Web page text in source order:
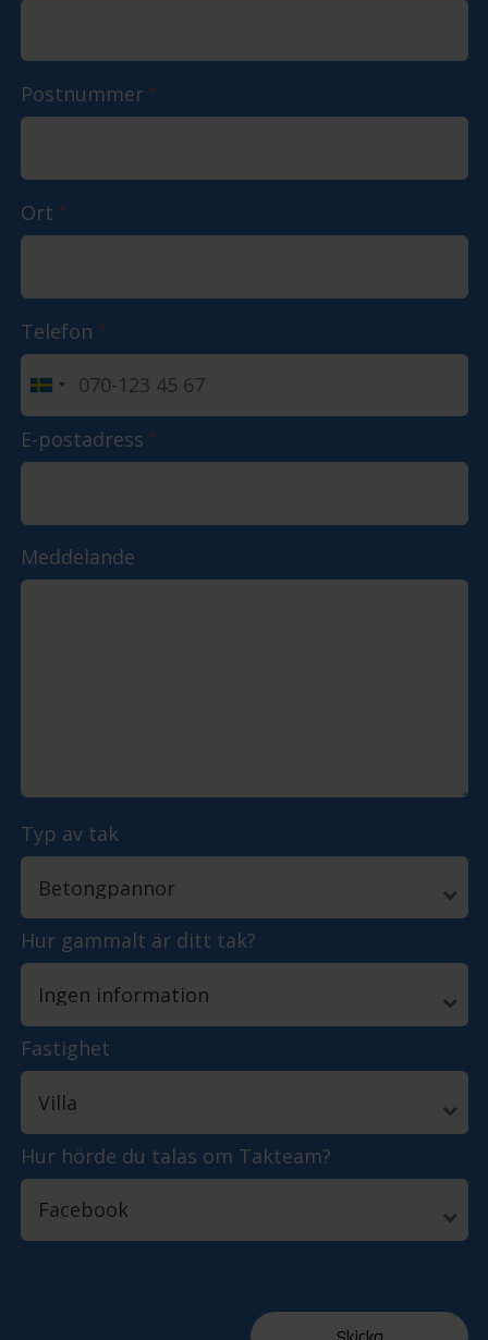
Postnummer *
Ort *
Telefon *
E-postadress *
Meddelande
Typ av tak
Hur gammalt är ditt tak?
Fastighet
Hur hörde du talas om Takteam?